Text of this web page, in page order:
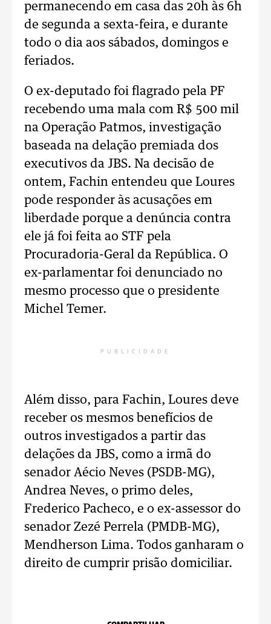
permanecendo em casa das 20h às 6h
de segunda a sexta-feira, e durante
todo o dia aos sábados, domingos e
feriados.
O ex-deputado foi flagrado pela PF
recebendo uma mala com R$ 500 mil
na Operação Patmos, investigação
baseada na delação premiada dos
executivos da JBS. Na decisão de
ontem, Fachin entendeu que Loures
pode responder às acusações em
liberdade porque a denúncia contra
ele já foi feita ao STF pela
Procuradoria-Geral da República. O
ex-parlamentar foi denunciado no
mesmo processo que o presidente
Michel Temer.
PUBLICIDADE
Além disso, para Fachin, Loures deve
receber os mesmos benefícios de
outros investigados a partir das
delações da JBS, como a irmã do
senador Aécio Neves (PSDB-MG),
Andrea Neves, o primo deles,
Frederico Pacheco, e o ex-assessor do
senador Zezé Perrela (PMDB-MG),
Mendherson Lima. Todos ganharam o
direito de cumprir prisão domiciliar.